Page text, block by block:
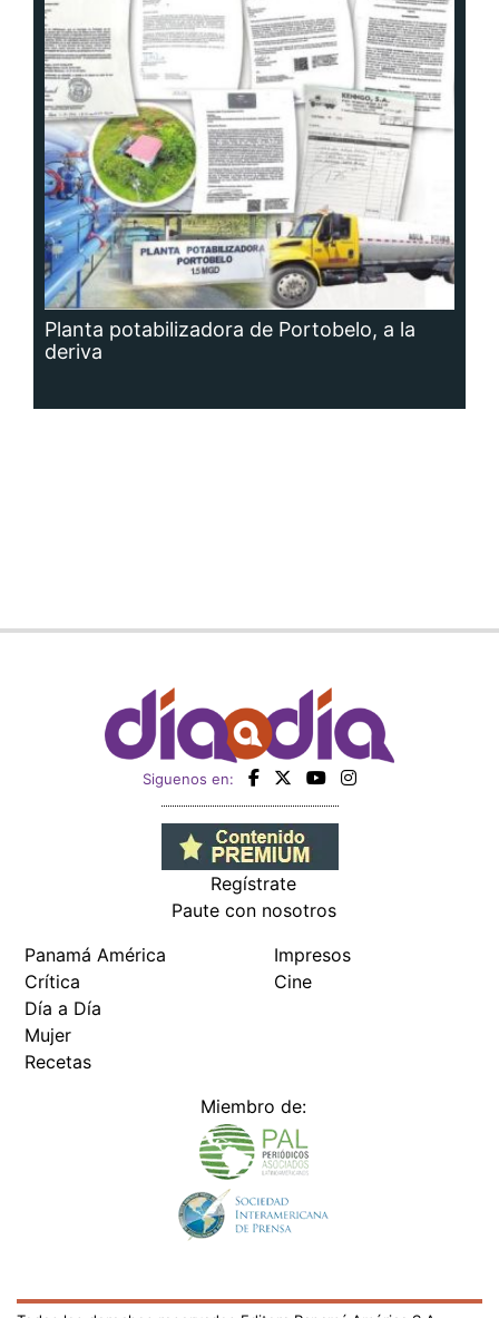
Planta potabilizadora de Portobelo, a la
deriva
Siguenos en:
Regístrate
Paute con nosotros
Crítica
Día a Día
Mujer
Recetas
Cine
Todos los derechos reservados Editora Panamá América S.A. -